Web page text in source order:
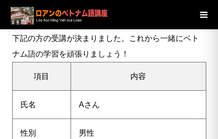
ブログ
ました
下記の方の受講が決まりました。これから一緒にベト
ナム語の学習を頑張りましょう！
項目 内容
氏名 Aさん
性別 男性